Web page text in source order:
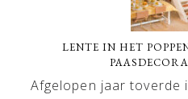
LENTE IN HET
Afgelopen jaar toverde